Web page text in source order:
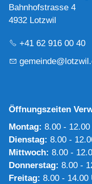
Bahnhofstrasse 4
4932 Lotzwil
+41 62 916 00 40
g m nd l tzw l
Öffnungszeiten
Montag: 8.00 -
Dienstag: 8.00 -
Mittwoch: 8.00 -
Donnerstag: 8.00 -
Freitag: 8.00 - 14.00